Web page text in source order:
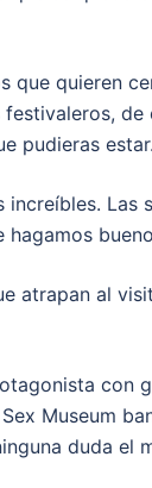
que quieren
festivaleros,
pudieras estar.
Las
atrapan al
con
Museum
duda el